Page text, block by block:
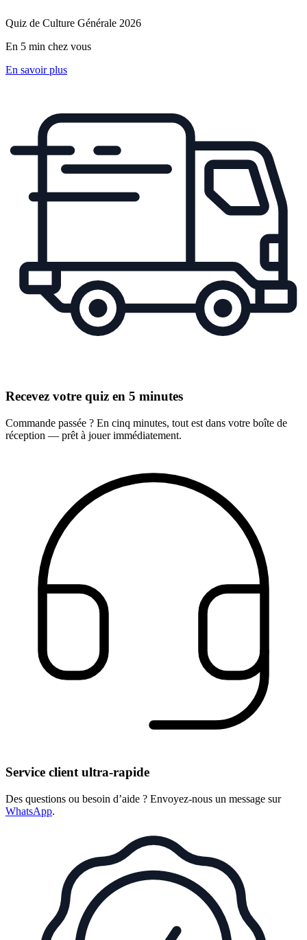
Quiz de Culture Générale 2026
En 5 min chez vous
En savoir plus
Recevez votre quiz en 5 minutes
Commande passée ? En cinq minutes, tout est dans votre boîte de
réception — prêt à jouer immédiatement.
Service client ultra-rapide
Des questions ou besoin d’aide ? Envoyez-nous un message sur
WhatsApp.